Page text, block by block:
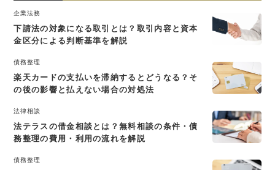
企業法務
下請法の対象になる取引とは？取引内容と資本
金区分による判断基準を解説
債務整理
楽天カードの支払いを滞納するとどうなる？そ
の後の影響と払えない場合の対処法
法律相談
法テラスの借金相談とは？無料相談の条件・債
務整理の費用・利用の流れを解説
債務整理